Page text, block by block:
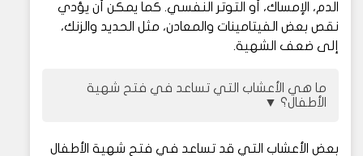
الدم، الإمساك، أو التوتر النفسي. كما يمكن أن يؤدي
نقص بعض الفيتامينات والمعادن، مثل الحديد والزنك،
إلى ضعف الشهية.
ما هي الأعشاب التي تساعد في فتح شهية
الأطفال؟ ▼
بعض الأعشاب التي قد تساعد في فتح شهية الأطفال